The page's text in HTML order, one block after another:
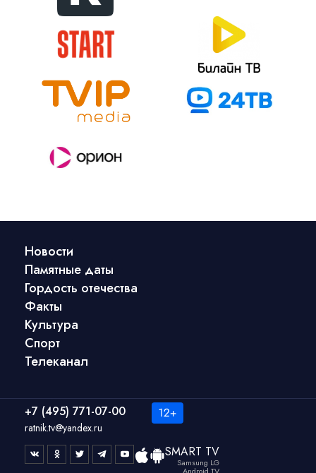
Новости
Памятные даты
Гордость отечества
Факты
Культура
Спорт
Телеканал
+7 (495) 771-07-00
ratnik.tv@yandex.ru
SMART TV
Samsung LG